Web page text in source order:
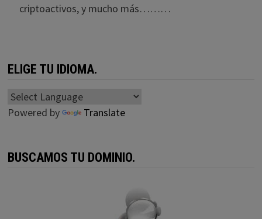
criptoactivos, y mucho más………
ELIGE TU IDIOMA.
Powered by Translate
BUSCAMOS TU DOMINIO.